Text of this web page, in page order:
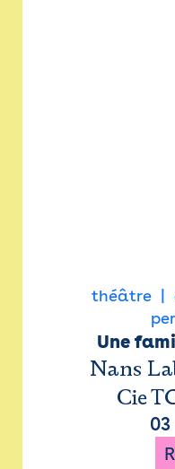
théâtre
Une
Nans
Cie
03